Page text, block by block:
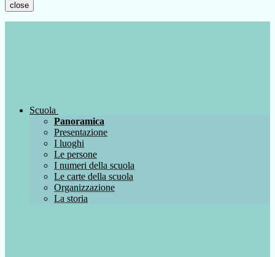
close
Scuola
Panoramica
Presentazione
I luoghi
Le persone
I numeri della scuola
Le carte della scuola
Organizzazione
La storia